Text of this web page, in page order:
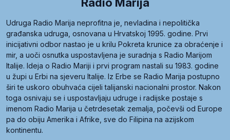
Radio Marija
Udruga Radio Marija neprofitna je, nevladina i nepolitička
građanska udruga, osnovana u Hrvatskoj 1995. godine. Prvi
inicijativni odbor nastao je u krilu Pokreta krunice za obraćenje i
mir, a uoči osnutka uspostavljena je suradnja s Radio Marijom
Italije. Ideja o Radio Mariji i prvi program nastali su 1983. godine
u župi u Erbi na sjeveru Italije. Iz Erbe se Radio Marija postupno
širi te uskoro obuhvaća cijeli talijanski nacionalni prostor. Nakon
toga osnivaju se i uspostavljaju udruge i radijske postaje s
imenom Radio Marija u četrdesetak zemalja, počevši od Europe
pa do obiju Amerika i Afrike, sve do Filipina na azijskom
kontinentu.